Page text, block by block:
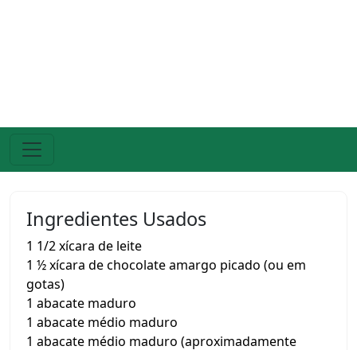
Ingredientes Usados
1 1/2 xícara de leite
1 ½ xícara de chocolate amargo picado (ou em
gotas)
1 abacate maduro
1 abacate médio maduro
1 abacate médio maduro (aproximadamente